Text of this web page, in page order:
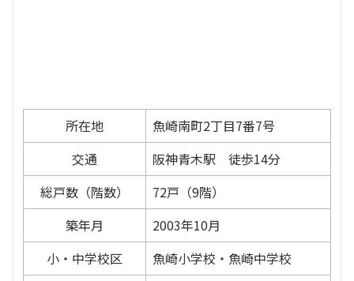
所在地
魚崎南町2丁目7番7号
交通
阪神青木駅 徒歩14分
総戸数（階数）
72戸（9階）
築年月
2003年10月
小・中学校区
魚崎小学校・魚崎中学校